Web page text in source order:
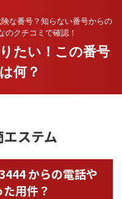
な番号？知らない番号からの
のクチコミで確認！
たい！この番号
何？
ステム
からの電話や
用件？